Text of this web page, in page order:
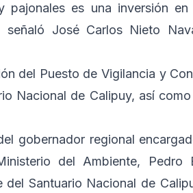
pajonales es una inversión
José Carlos Nieto
del Puesto de Vigilancia y
Nacional de Calipuy, así
gobernador regional
del Ambiente, Pedro
Santuario Nacional de